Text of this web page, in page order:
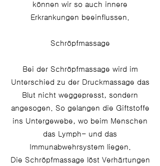
können wir so auch innere
Erkrankungen beeinflussen.
Schröpfmassage
Bei der Schröpfmassage wird im
Unterschied zu der Druckmassage das
Blut nicht weggepresst, sondern
angesogen. So gelangen die Giftstoffe
ins Untergewebe, wo beim Menschen
das Lymph- und das
Immunabwehrsystem liegen.
Die Schröpfmassage löst Verhärtungen